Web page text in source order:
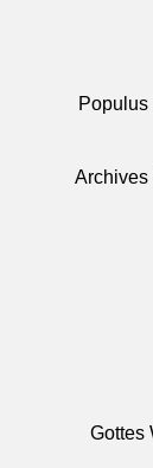
Archives
Gottes